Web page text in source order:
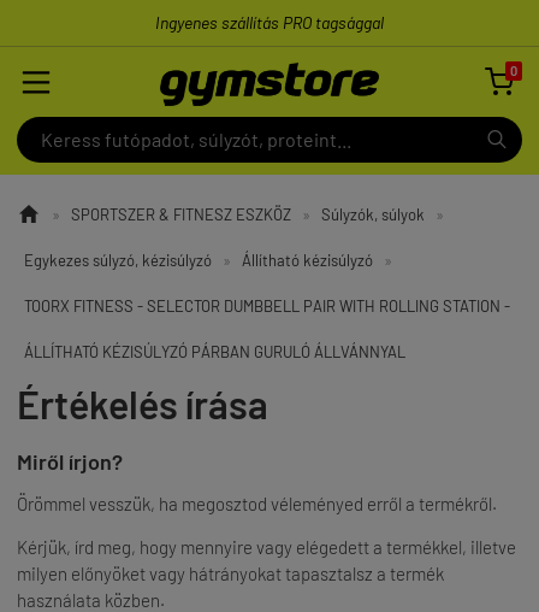
Ingyenes szállítás PRO tagsággal
0

 » SPORTSZER & FITNESZ ESZKÖZ » Súlyzók, súlyok »
Egykezes súlyzó, kézisúlyzó » Állítható kézisúlyzó »
TOORX FITNESS - SELECTOR DUMBBELL PAIR WITH ROLLING STATION -
ÁLLÍTHATÓ KÉZISÚLYZÓ PÁRBAN GURULÓ ÁLLVÁNNYAL
Értékelés írása
Miről írjon?
Örömmel vesszük, ha megosztod véleményed erről a termékről.
Kérjük, írd meg, hogy mennyire vagy elégedett a termékkel, illetve
milyen előnyöket vagy hátrányokat tapasztalsz a termék
használata közben.